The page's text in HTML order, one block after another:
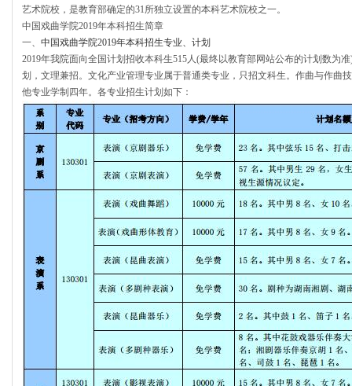
艺术院校，是教育部确定的31所独立设置的本科艺术院校之一。
中国戏曲学院2019年本科招生简章
一、 中国戏曲学院2019年本科招生专业、计划
2019年我院面向全国计划招收本科生515人(最终以教育部网站公布的计划数为
划，文理兼招。文化产业管理专业属于普通类专业，只招文科生。作曲与作曲
他专业学制四年。各专业招生计划如下：